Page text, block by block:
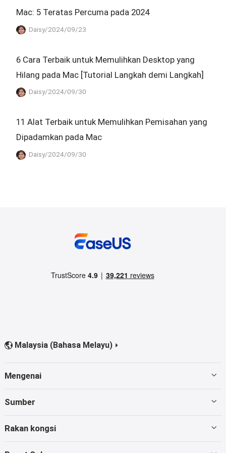
Mac: 5 Teratas Percuma pada 2024
Daisy/2024/09/23
6 Cara Terbaik untuk Memulihkan Desktop yang
Hilang pada Mac [Tutorial Langkah demi Langkah]
Daisy/2024/09/30
11 Alat Terbaik untuk Memulihkan Pemisahan yang
Dipadamkan pada Mac
Daisy/2024/09/30
 Malaysia (Bahasa Melayu)
Mengenai
Menemui EaseUS
Sumber
Pemulihan Pemacu Keras
Rakan kongsi